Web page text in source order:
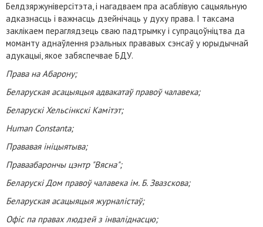
Белдзяржуніверсітэта, і нагадваем пра асаблівую сацыяльную
адказнасць і важнасць дзейнічаць у духу права. І таксама
заклікаем пераглядзець сваю падтрымку і супрацоўніцтва да
моманту аднаўлення рэальных прававых сэнсаў у юрыдычнай
адукацыі, якое забяспечвае БДУ.
Права на Абарону;
Беларуская асацыяцыя адвакатаў правоў чалавека;
Беларускі Хельсінкскі Камітэт;
Human Constanta;
Прававая ініцыятыва;
Праваабарончы цэнтр "Вясна";
Беларускі Дом правоў чалавека ім. Б. Звазскова;
Беларуская асацыяцыя журналістаў;
Офіс па правах людзей з інваліднасцю;